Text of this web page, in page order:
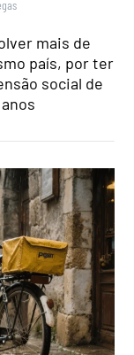
mais de
país, por ter
social de